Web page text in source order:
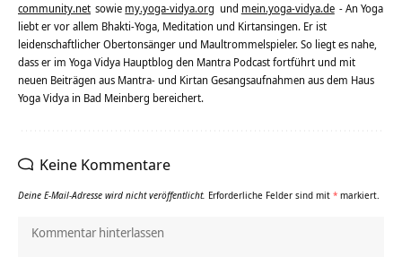
community.net sowie my.yoga-vidya.org und mein.yoga-vidya.de - An Yoga
liebt er vor allem Bhakti-Yoga, Meditation und Kirtansingen. Er ist
leidenschaftlicher Obertonsänger und Maultrommelspieler. So liegt es nahe,
dass er im Yoga Vidya Hauptblog den Mantra Podcast fortführt und mit
neuen Beiträgen aus Mantra- und Kirtan Gesangsaufnahmen aus dem Haus
Yoga Vidya in Bad Meinberg bereichert.
Keine Kommentare
Deine E-Mail-Adresse wird nicht veröffentlicht. Erforderliche Felder sind mit * markiert.